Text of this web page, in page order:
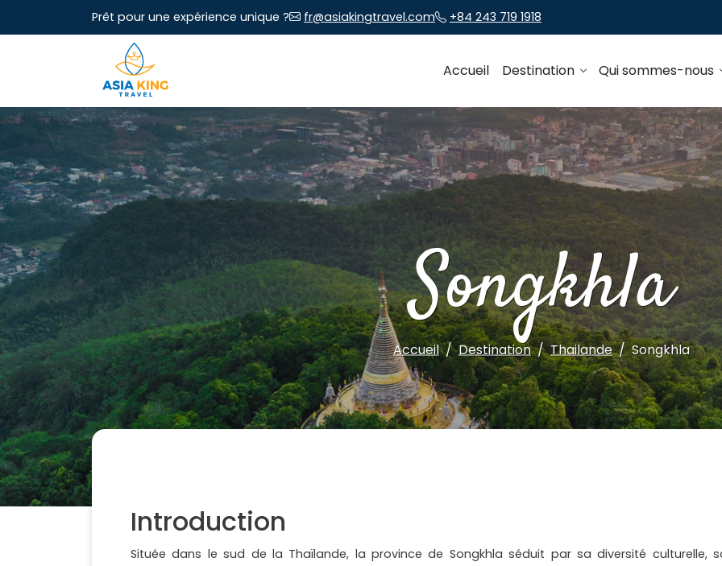
Prêt pour une expérience unique ? fr@asiakingtravel.com +84 243 719 1918
Accueil Destination Qui sommes-nous
Songkhla
Accueil Destination Thailande Songkhla
Introduction
Située dans le sud de la Thaïlande, la province de Songkhla séduit par sa diversité culturelle,